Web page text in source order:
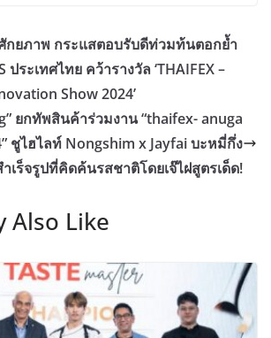
กยภาพ กระแสตอบรับดีท่วมท้นตอกย้ำ
ประเทศไทย คว้ารางวัล ‘THAIFEX –
Show 2024’
ยกทัพสินค้าร่วมงาน “thaifex- anuga
ชูไฮไลท์ Nongshim x Jayfai บะหมี่กึ่ง
ำเร็จรูปที่คิดค้นรสชาติโดยเจ๊ไฝสูตรเด็ด!
Also Like